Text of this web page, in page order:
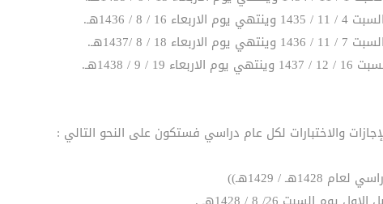
والاختبارات لكل عام دراسي فستكون على النحو التالي :
/ 1429هـ))